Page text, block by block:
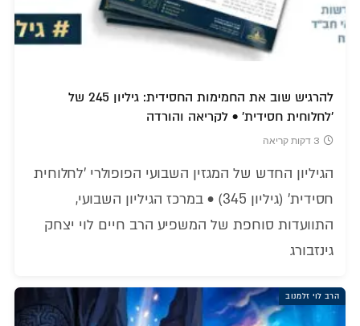
להרגיש שוב את החמימות החסידית: גיליון 245 של
'לחלוחית חסידית' • לקריאה והורדה
3 דקות קריאה
הגיליון החדש של המגזין השבועי הפופולרי 'לחלוחית
חסידית' (גיליון 345) • במרכז הגיליון השבועי,
התוועדות סוחפת של המשפיע הרב חיים לוי יצחק
גינזבורג
הרב לוי זלמנוב